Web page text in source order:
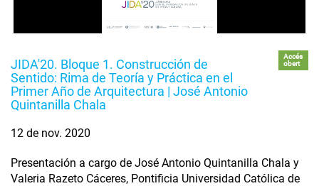
JIDA'20. Bloque 1. Construcción de
Sentido: Rima de Teoría y Práctica en el
Primer Año de Arquitectura | José Antonio
Quintanilla Chala
Accés
obert
12 de nov. 2020
Presentación a cargo de José Antonio Quintanilla Chala y
Valeria Razeto Cáceres, Pontificia Universidad Católica de